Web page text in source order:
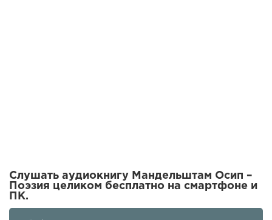
Слушать аудиокнигу Мандельштам Осип –
Поэзия целиком бесплатно на смартфоне и
ПК.